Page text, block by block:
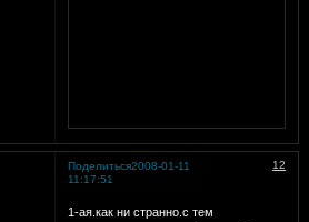
Поделиться 12
2008-01-11
11:17:51
1-ая.как ни странно.с тем